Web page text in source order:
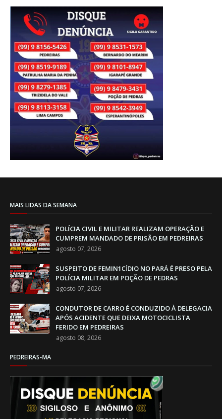
MAIS LIDAS DA SEMANA
POLÍCIA CIVIL E MILITAR REALIZAM OPERAÇÃO E
CUMPREM MANDADO DE PRISÃO EM PEDREIRAS
agosto 07, 2026
SUSPEITO DE FEMIN1CÍDIO NO PARÁ É PRESO PELA
POLÍCIA MILITAR EM POÇÃO DE PEDRAS
agosto 07, 2026
CONDUTOR DE CARRO É CONDUZIDO À DELEGACIA
APÓS ACIDENTE QUE DEIXA MOTOCICLISTA
FERIDO EM PEDREIRAS
agosto 08, 2026
PEDREIRAS-MA